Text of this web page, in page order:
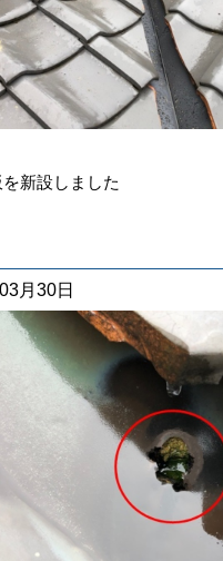
新設しました
月30日